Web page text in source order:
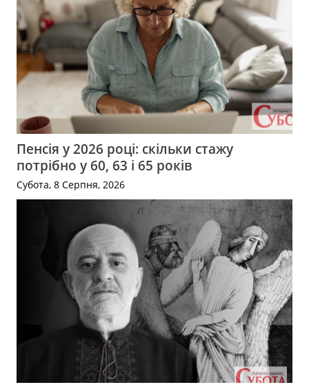
Пенсія у 2026 році: скільки стажу
потрібно у 60, 63 і 65 років
Субота, 8 Серпня, 2026